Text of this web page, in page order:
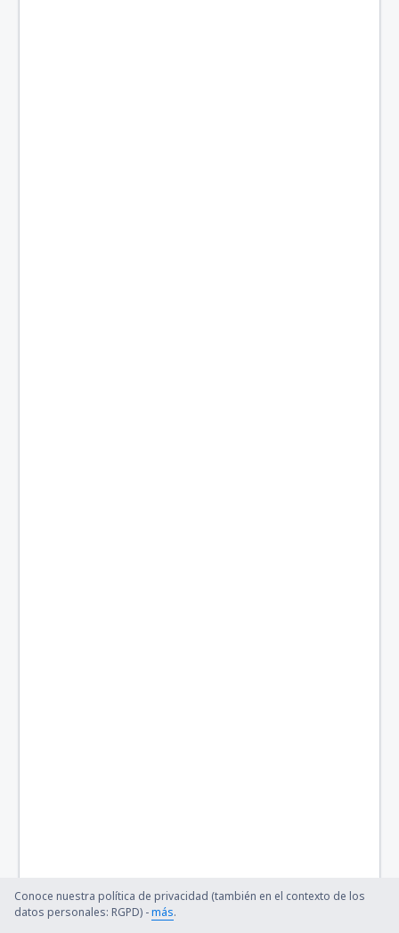
Conoce nuestra política de privacidad (también en el contexto de los
datos personales: RGPD) -más.